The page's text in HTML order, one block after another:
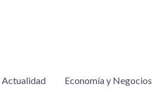
Actualidad Economía y Negocios